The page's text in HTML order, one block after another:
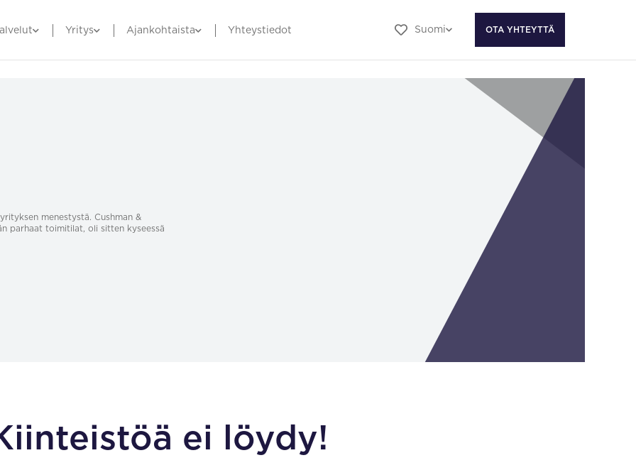
Yritys Ajankohtaista Yhteystiedot Suomi OTA YHTEYTTÄ
menestystä. Cushman &
parhaat toimitilat, oli sitten kyseessä
ei löydy!